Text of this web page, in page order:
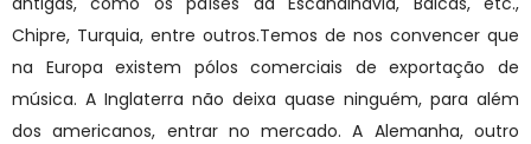
Chipre, Turquia, entre outros.Temos de nos convencer que
na Europa existem pólos comerciais de exportação de
música. A Inglaterra não deixa quase ninguém, para além
dos americanos, entrar no mercado. A Alemanha, outro